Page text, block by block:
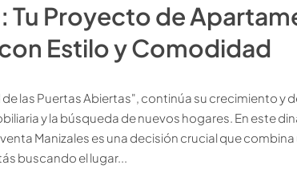
Tu Proyecto de
Estilo y Comodidad
de las Puertas Abiertas", continúa su crecimiento
y la búsqueda de nuevos hogares. En este
Manizales es una decisión crucial que
buscando el lugar...